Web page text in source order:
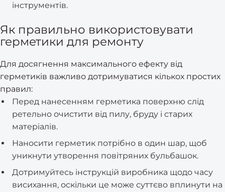
інструментів.
Як правильно використовувати
герметики для ремонту
Для досягнення максимального ефекту від
герметиків важливо дотримуватися кількох простих
правил:
Перед нанесенням герметика поверхню слід
ретельно очистити від пилу, бруду і старих
матеріалів.
Наносити герметик потрібно в один шар, щоб
уникнути утворення повітряних бульбашок.
Дотримуйтесь інструкцій виробника щодо часу
висихання, оскільки це може суттєво вплинути на